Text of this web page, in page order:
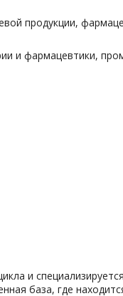
продукции,
и фармацевтики,
и
база, где